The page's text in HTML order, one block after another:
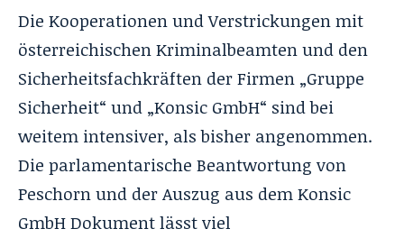
Die Kooperationen und Verstrickungen mit
österreichischen Kriminalbeamten und den
Sicherheitsfachkräften der Firmen „Gruppe
Sicherheit“ und „Konsic GmbH“ sind bei
weitem intensiver, als bisher angenommen.
Die parlamentarische Beantwortung von
Peschorn und der Auszug aus dem Konsic
GmbH Dokument lässt viel